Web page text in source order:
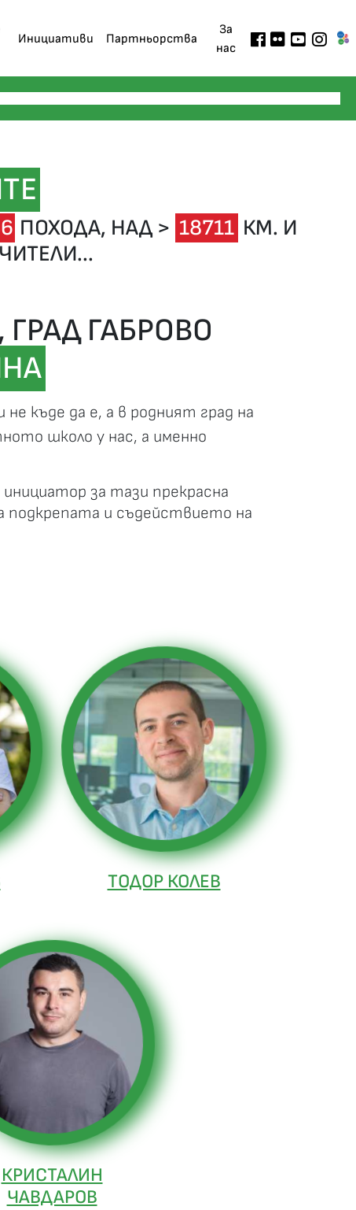
Инициативи Партньорства
За
нас
ПОХОДА, НАД > 18711 КМ. И
ГАБРОВО
къде да е, а в родният град на
школо у нас, а именно
за тази прекрасна
подкрепата и съдействието на
ТОДОР КОЛЕВ
КРИСТАЛИН
ЧАВДАРОВ